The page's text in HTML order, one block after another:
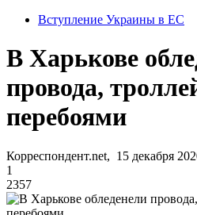
Вступление Украины в ЕС
В Харькове
провода,
перебоями
Корреспондент.net, 15 декабря
1
2357